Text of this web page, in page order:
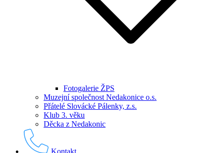
Fotogalerie ŽPS
Muzejní společnost Nedakonice o.s.
Přátelé Slovácké Pálenky, z.s.
Klub 3. věku
Děcka z Nedakonic
Kontakt